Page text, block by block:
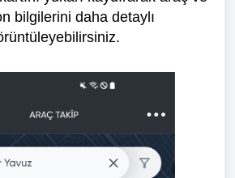
bilgilerini daha detaylı